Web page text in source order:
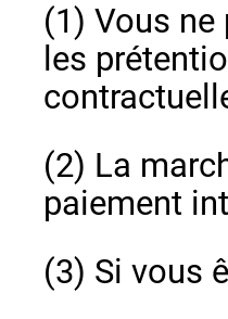
(1) Vous ne
les
(2) La
paiement
(3) Si vous